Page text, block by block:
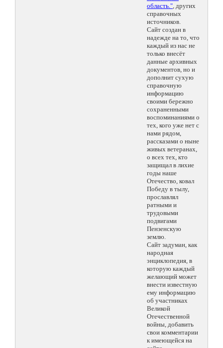
область.", других
справочных
источников.
Сайт создан в
надежде на то, что
каждый из нас не
только внесёт
данные архивных
документов, но и
дополнит сухую
справочную
информацию
своими бережно
сохраненными
воспоминаниями о
тех, кого уже нет с
нами рядом,
рассказами о ныне
живых ветеранах,
о всех тех, кто
защищал в лихие
годы наше
Отечество, ковал
Победу в тылу,
прославлял
ратными и
трудовыми
подвигами
Пензенскую
землю.
Сайт задуман, как
народная
энциклопедия, в
которую каждый
желающий может
внести известную
ему информацию
об участниках
Великой
Отечественной
войны, добавить
свои комментарии
к имеющейся на